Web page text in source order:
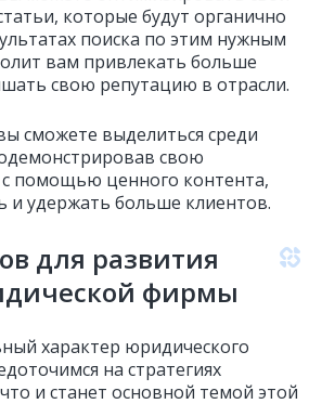
которые будут органично
поиска по этим нужным
вам привлекать больше
свою репутацию в отрасли.
сможете выделиться среди
свою
помощью ценного контента,
и удержать больше клиентов.
для развития
фирмы
характер юридического
на стратегиях
и станет основной темой этой